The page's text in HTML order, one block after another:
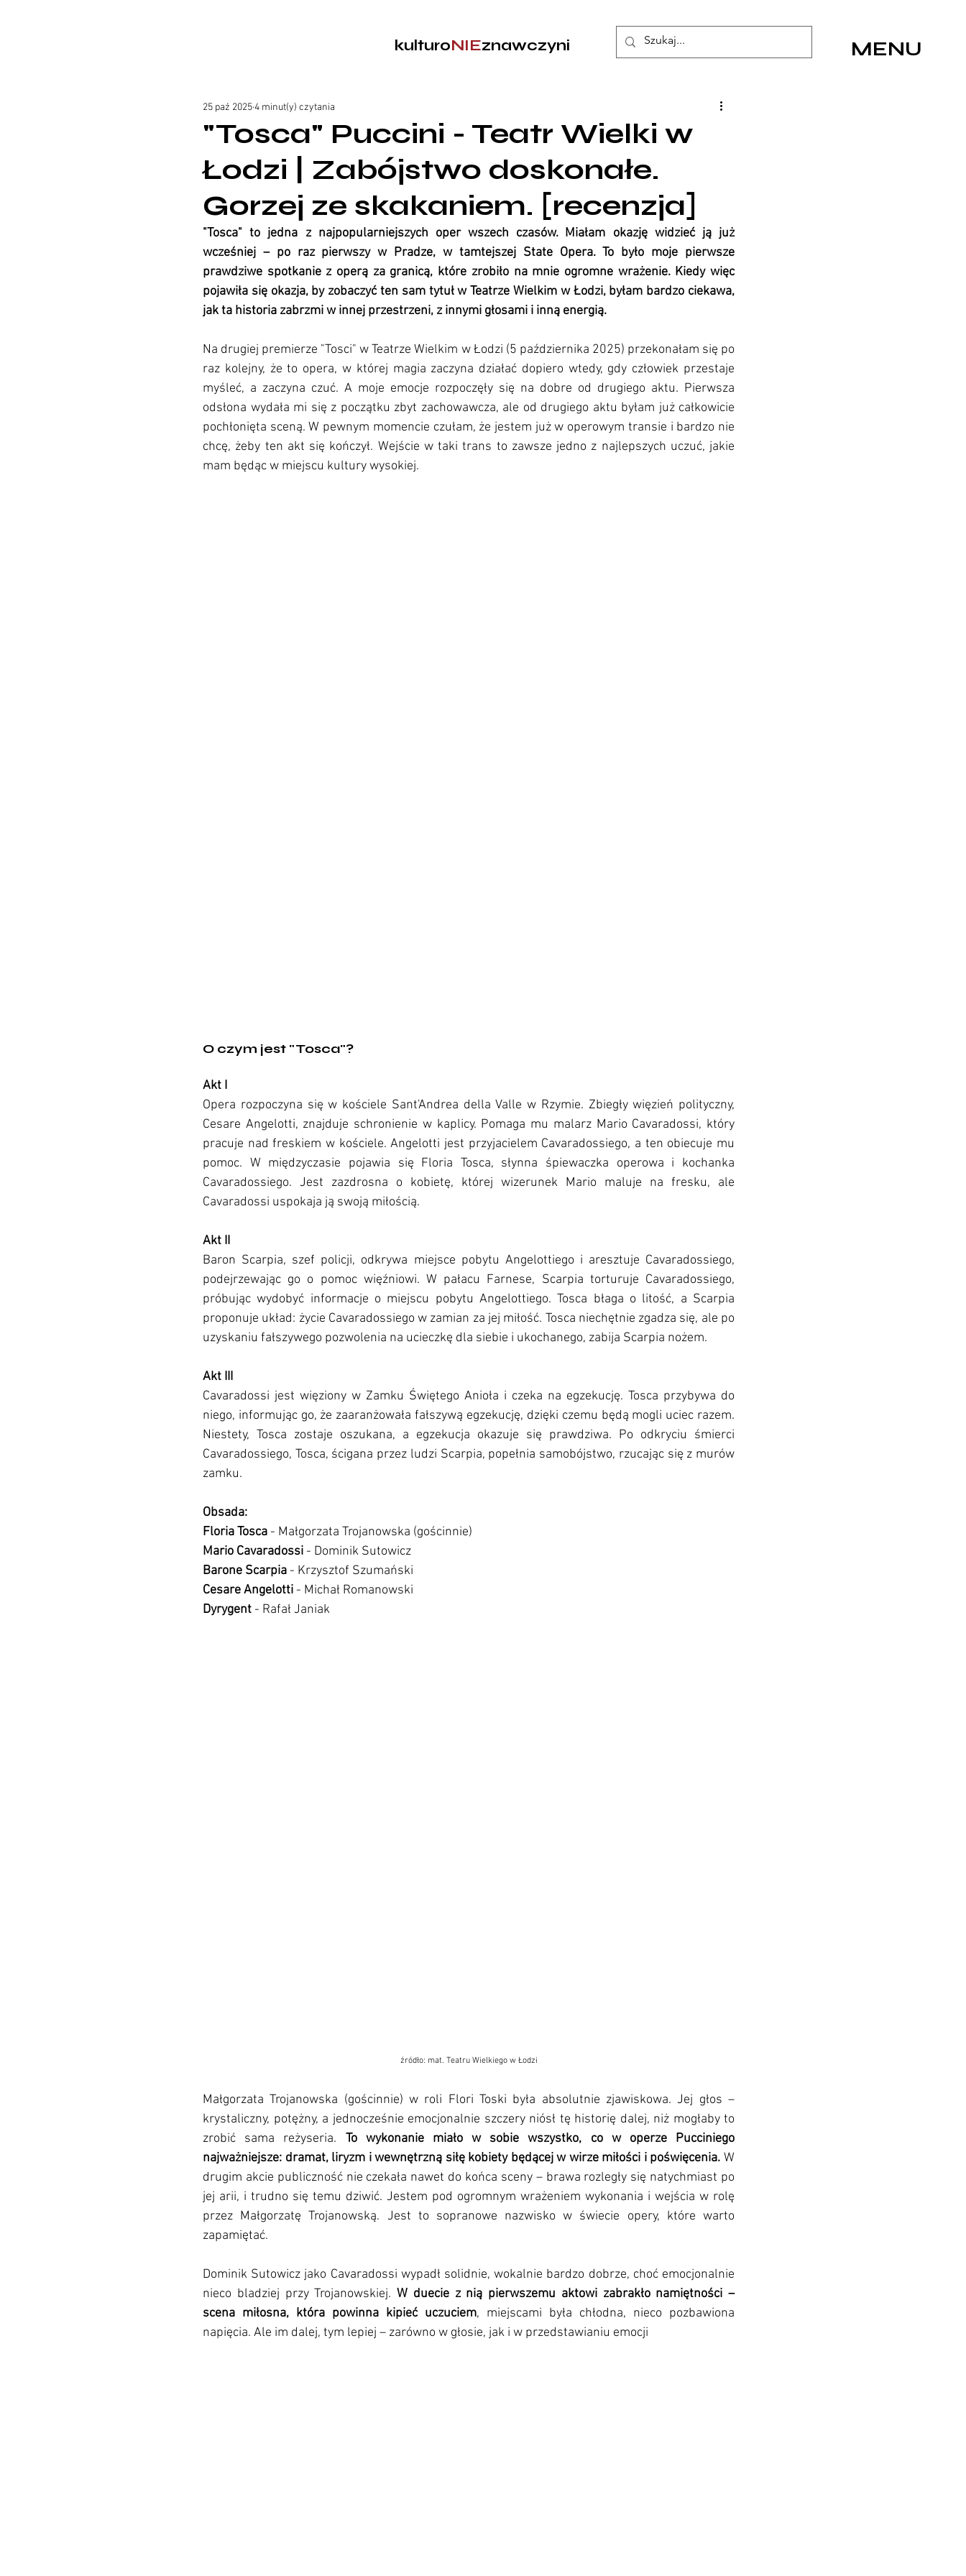
kulturoNIEznawczyni MENU
"Tosca" Puccini - Teatr Wielki w
Łodzi | Zabójstwo doskonałe.
Gorzej ze skakaniem. [recenzja]
25 paź 20254 minut(y) czytania
"Tosca" to jedna z najpopularniejszych oper wszech czasów. Miałam okazję widzieć ją już
wcześniej – po raz pierwszy w Pradze, w tamtejszej State Opera. To było moje pierwsze
prawdziwe spotkanie z operą za granicą, które zrobiło na mnie ogromne wrażenie. Kiedy więc
pojawiła się okazja, by zobaczyć ten sam tytuł w Teatrze Wielkim w Łodzi, byłam bardzo ciekawa,
jak ta historia zabrzmi w innej przestrzeni, z innymi głosami i inną energią.
Na drugiej premierze "Tosci" w Teatrze Wielkim w Łodzi (5 października 2025) przekonałam się po
raz kolejny, że to opera, w której magia zaczyna działać dopiero wtedy, gdy człowiek przestaje
myśleć, a zaczyna czuć. A moje emocje rozpoczęły się na dobre od drugiego aktu. Pierwsza
odsłona wydała mi się z początku zbyt zachowawcza, ale od drugiego aktu byłam już całkowicie
pochłonięta sceną. W pewnym momencie czułam, że jestem już w operowym transie i bardzo nie
chcę, żeby ten akt się kończył. Wejście w taki trans to zawsze jedno z najlepszych uczuć, jakie
mam będąc w miejscu kultury wysokiej.
O czym jest "Tosca"?
Akt I
Opera rozpoczyna się w kościele Sant'Andrea della Valle w Rzymie. Zbiegły więzień polityczny,
Cesare Angelotti, znajduje schronienie w kaplicy. Pomaga mu malarz Mario Cavaradossi, który
pracuje nad freskiem w kościele. Angelotti jest przyjacielem Cavaradossiego, a ten obiecuje mu
pomoc. W międzyczasie pojawia się Floria Tosca, słynna śpiewaczka operowa i kochanka
Cavaradossiego. Jest zazdrosna o kobietę, której wizerunek Mario maluje na fresku, ale
Cavaradossi uspokaja ją swoją miłością.
Akt II
Baron Scarpia, szef policji, odkrywa miejsce pobytu Angelottiego i aresztuje Cavaradossiego,
podejrzewając go o pomoc więźniowi. W pałacu Farnese, Scarpia torturuje Cavaradossiego,
próbując wydobyć informacje o miejscu pobytu Angelottiego. Tosca błaga o litość, a Scarpia
proponuje układ: życie Cavaradossiego w zamian za jej miłość. Tosca niechętnie zgadza się, ale po
uzyskaniu fałszywego pozwolenia na ucieczkę dla siebie i ukochanego, zabija Scarpia nożem.
Akt III
Cavaradossi jest więziony w Zamku Świętego Anioła i czeka na egzekucję. Tosca przybywa do
niego, informując go, że zaaranżowała fałszywą egzekucję, dzięki czemu będą mogli uciec razem.
Niestety, Tosca zostaje oszukana, a egzekucja okazuje się prawdziwa. Po odkryciu śmierci
Cavaradossiego, Tosca, ścigana przez ludzi Scarpia, popełnia samobójstwo, rzucając się z murów
zamku.
Obsada:
Floria Tosca - Małgorzata Trojanowska (gościnnie)
Mario Cavaradossi - Dominik Sutowicz
Barone Scarpia - Krzysztof Szumański
Cesare Angelotti - Michał Romanowski
Dyrygent - Rafał Janiak
źródło: mat. Teatru Wielkiego w Łodzi
Małgorzata Trojanowska (gościnnie) w roli Flori Toski była absolutnie zjawiskowa. Jej głos –
krystaliczny, potężny, a jednocześnie emocjonalnie szczery niósł tę historię dalej, niż mogłaby to
zrobić sama reżyseria. To wykonanie miało w sobie wszystko, co w operze Pucciniego
najważniejsze: dramat, liryzm i wewnętrzną siłę kobiety będącej w wirze miłości i poświęcenia. W
drugim akcie publiczność nie czekała nawet do końca sceny – brawa rozległy się natychmiast po
jej arii, i trudno się temu dziwić. Jestem pod ogromnym wrażeniem wykonania i wejścia w rolę
przez Małgorzatę Trojanowską. Jest to sopranowe nazwisko w świecie opery, które warto
zapamiętać.
Dominik Sutowicz jako Cavaradossi wypadł solidnie, wokalnie bardzo dobrze, choć emocjonalnie
nieco bladziej przy Trojanowskiej. W duecie z nią pierwszemu aktowi zabrakło namiętności –
scena miłosna, która powinna kipieć uczuciem, miejscami była chłodna, nieco pozbawiona
napięcia. Ale im dalej, tym lepiej – zarówno w głosie, jak i w przedstawianiu emocji